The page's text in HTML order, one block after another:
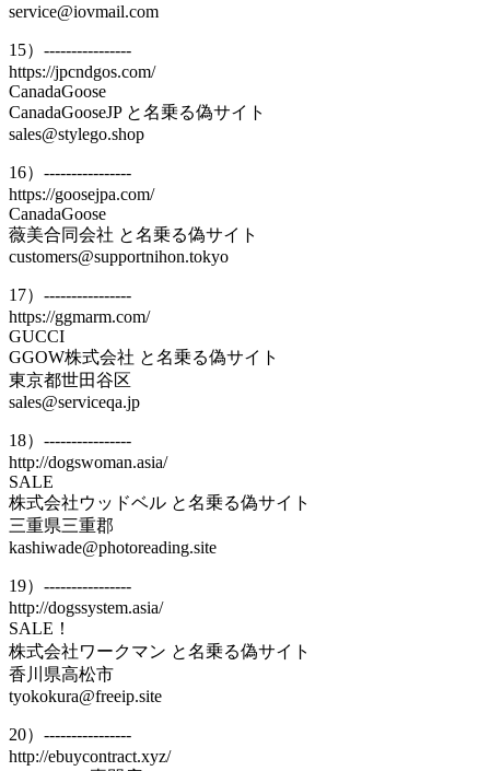
service@iovmail.com
15）----------------
https://jpcndgos.com/
CanadaGoose
CanadaGooseJP と名乗る偽サイト
sales@stylego.shop
16）----------------
https://goosejpa.com/
CanadaGoose
薇美合同会社 と名乗る偽サイト
customers@supportnihon.tokyo
17）----------------
https://ggmarm.com/
GUCCI
GGOW株式会社 と名乗る偽サイト
東京都世田谷区
sales@serviceqa.jp
18）----------------
http://dogswoman.asia/
SALE
株式会社ウッドベル と名乗る偽サイト
三重県三重郡
kashiwade@photoreading.site
19）----------------
http://dogssystem.asia/
SALE！
株式会社ワークマン と名乗る偽サイト
香川県高松市
tyokokura@freeip.site
20）----------------
http://ebuycontract.xyz/